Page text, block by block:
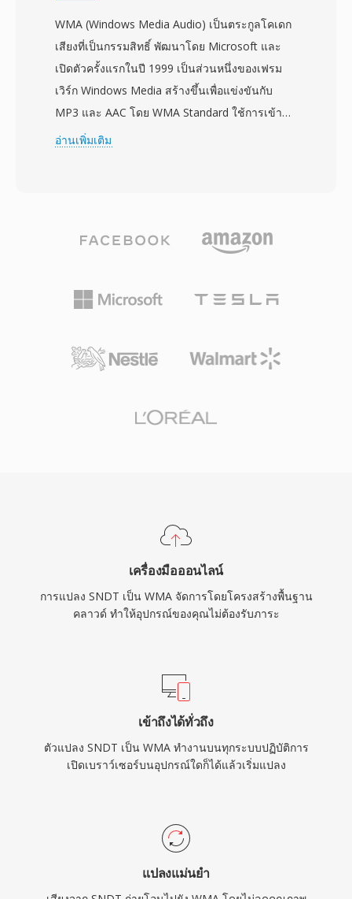
อธิบายตัวเองนี้ ซึ่งขจัดการคาดเดาในการเล่นไฟล์
นั้น ไฟล์ SNDT ทำหน้าที่เป็นองค์ประกอบพื้นฐาน
ยังคงอยู่ในคลังซอฟต์แวร์ย้อนยุคและรองรับโดย
SoX สำหรับการแปลงเป็นรูปแบบสมัยใหม่
WMA (Windows Media Audio) เป็นตระกูลโคเดก
เสียงที่เป็นกรรมสิทธิ์ พัฒนาโดย Microsoft และ
เปิดตัวครั้งแรกในปี 1999 เป็นส่วนหนึ่งของเฟรม
เวิร์ก Windows Media สร้างขึ้นเพื่อแข่งขันกับ
MP3 และ AAC โดย WMA Standard ใช้การเข้า
รหัสเชิงการรับรู้เพื่อให้คุณภาพใกล้เคียง CD ที่บิต
Lossless สำหรับการบีบอัดแบบไม่สูญเสียคุณภาพ
สำหรับเนื้อหาเสียงพูดที่บิตเรตต่ำมาก การผสาน
รวมอย่างลึกซึ้งกับ Windows, Windows Media
เปรียบด้านการเผยแพร่ตลอดทศวรรษ 2000 และ
การเข้ารหัสและถอดรหัสจัดการโดย Windows
MP3 หรือ AAC บนอุปกรณ์ที่ไม่ใช่ของ Microsoft
รุ่นใหม่จะเข้ามาแทนที่เป็นส่วนใหญ่สำหรับการสตรี
มและการใช้งานพกพา
อ่านเพิ่มเติม
เครื่องมือออนไลน์
การแปลง SNDT เป็น WMA จัดการโดยโครงสร้างพื้นฐาน
คลาวด์ ทำให้อุปกรณ์ของคุณไม่ต้องรับภาระ
เข้าถึงได้ทั่วถึง
ตัวแปลง SNDT เป็น WMA ทำงานบนทุกระบบปฏิบัติการ
เปิดเบราว์เซอร์บนอุปกรณ์ใดก็ได้แล้วเริ่มแปลง
แปลงแม่นยำ